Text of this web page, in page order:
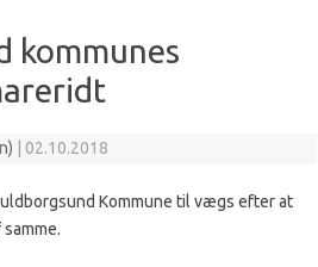
kommunes
02.10.2018
Kommune til vægs efter at